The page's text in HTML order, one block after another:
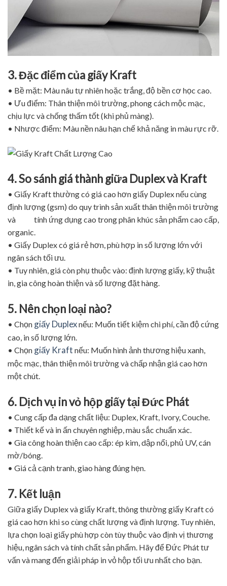
3. Đặc điểm của giấy Kraft
• Bề mặt: Màu nâu tự nhiên hoặc trắng, độ bền cơ học cao.
• Ưu điểm: Thân thiện môi trường, phong cách mộc mạc,
chịu lực và chống thấm tốt (khi phủ màng).
• Nhược điểm: Màu nền nâu hạn chế khả năng in màu rực rỡ.
4. So sánh giá thành giữa Duplex và Kraft
• Giấy Kraft thường có giá cao hơn giấy Duplex nếu cùng
định lượng (gsm) do quy trình sản xuất thân thiện môi trường
và tính ứng dụng cao trong phân khúc sản phẩm cao cấp,
organic.
• Giấy Duplex có giá rẻ hơn, phù hợp in số lượng lớn với
ngân sách tối ưu.
• Tuy nhiên, giá còn phụ thuộc vào: định lượng giấy, kỹ thuật
in, gia công hoàn thiện và số lượng đặt hàng.
5. Nên chọn loại nào?
• Chọn giấy Duplexnếu: Muốn tiết kiệm chi phí, cần độ cứng
cao, in số lượng lớn.
• Chọn giấy Kraft nếu: Muốn hình ảnh thương hiệu xanh,
mộc mạc, thân thiện môi trường và chấp nhận giá cao hơn
một chút.
6. Dịch vụ in vỏ hộp giấy tại Đức Phát
• Cung cấp đa dạng chất liệu: Duplex, Kraft, Ivory, Couche.
• Thiết kế và in ấn chuyên nghiệp, màu sắc chuẩn xác.
• Gia công hoàn thiện cao cấp: ép kim, dập nổi, phủ UV, cán
mờ/bóng.
• Giá cả cạnh tranh, giao hàng đúng hẹn.
7. Kết luận
Giữa giấy Duplex và giấy Kraft, thông thường giấy Kraft có
giá cao hơn khi so cùng chất lượng và định lượng. Tuy nhiên,
lựa chọn loại giấy phù hợp còn tùy thuộc vào định vị thương
hiệu, ngân sách và tính chất sản phẩm. Hãy để Đức Phát tư
vấn và mang đến giải pháp in vỏ hộp tối ưu nhất cho bạn.